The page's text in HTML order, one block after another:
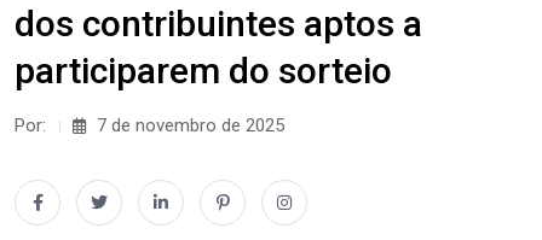
dos contribuintes aptos a
participarem do sorteio
Por: 7 de novembro de 2025